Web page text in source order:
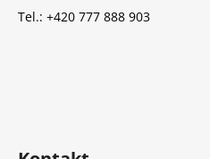
Tel.: +420 777 888 903